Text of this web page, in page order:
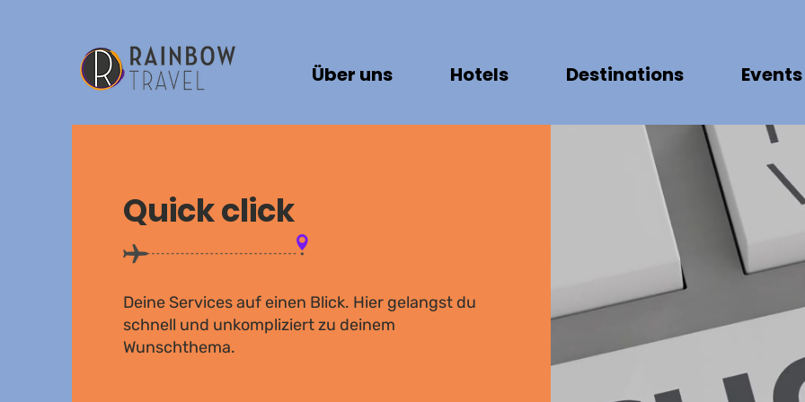
Über uns Hotels Destinations Events
Quick click
Deine Services auf einen Blick. Hier gelangst du
schnell und unkompliziert zu deinem
Wunschthema.